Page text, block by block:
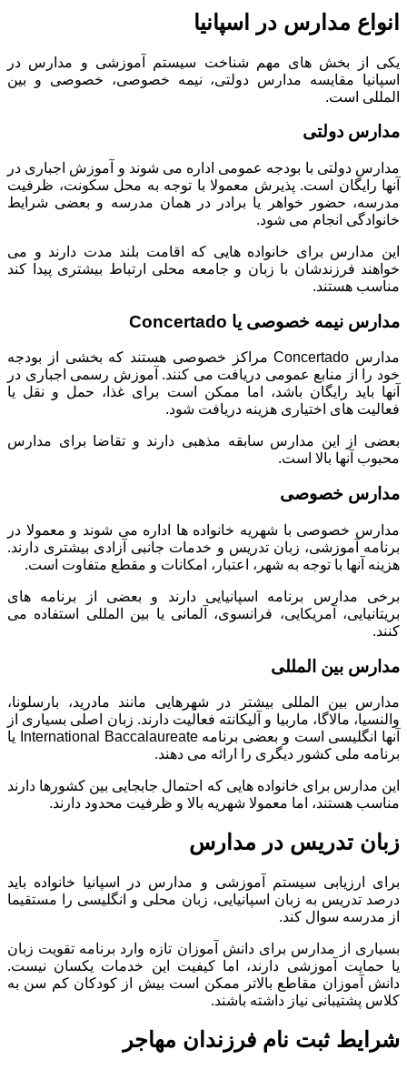
انواع مدارس در اسپانیا
یکی از بخش های مهم شناخت سیستم آموزشی و مدارس در
اسپانیا مقایسه مدارس دولتی، نیمه خصوصی، خصوصی و بین
المللی است.
مدارس دولتی
مدارس دولتی با بودجه عمومی اداره می شوند و آموزش اجباری در
آنها رایگان است. پذیرش معمولا با توجه به محل سکونت، ظرفیت
مدرسه، حضور خواهر یا برادر در همان مدرسه و بعضی شرایط
خانوادگی انجام می شود.
این مدارس برای خانواده هایی که اقامت بلند مدت دارند و می
خواهند فرزندشان با زبان و جامعه محلی ارتباط بیشتری پیدا کند
مناسب هستند.
مدارس نیمه خصوصی یا Concertado
مدارس Concertado مراکز خصوصی هستند که بخشی از بودجه
خود را از منابع عمومی دریافت می کنند. آموزش رسمی اجباری در
آنها باید رایگان باشد، اما ممکن است برای غذا، حمل و نقل یا
فعالیت های اختیاری هزینه دریافت شود.
بعضی از این مدارس سابقه مذهبی دارند و تقاضا برای مدارس
محبوب آنها بالا است.
مدارس خصوصی
مدارس خصوصی با شهریه خانواده ها اداره می شوند و معمولا در
برنامه آموزشی، زبان تدریس و خدمات جانبی آزادی بیشتری دارند.
هزینه آنها با توجه به شهر، اعتبار، امکانات و مقطع متفاوت است.
برخی مدارس برنامه اسپانیایی دارند و بعضی از برنامه های
بریتانیایی، آمریکایی، فرانسوی، آلمانی یا بین المللی استفاده می
کنند.
مدارس بین المللی
مدارس بین المللی بیشتر در شهرهایی مانند مادرید، بارسلونا،
والنسیا، مالاگا، ماربیا و آلیکانته فعالیت دارند. زبان اصلی بسیاری از
آنها انگلیسی است و بعضی برنامه International Baccalaureate یا
برنامه ملی کشور دیگری را ارائه می دهند.
این مدارس برای خانواده هایی که احتمال جابجایی بین کشورها دارند
مناسب هستند، اما معمولا شهریه بالا و ظرفیت محدود دارند.
زبان تدریس در مدارس
برای ارزیابی سیستم آموزشی و مدارس در اسپانیا خانواده باید
درصد تدریس به زبان اسپانیایی، زبان محلی و انگلیسی را مستقیما
از مدرسه سوال کند.
بسیاری از مدارس برای دانش آموزان تازه وارد برنامه تقویت زبان
یا حمایت آموزشی دارند، اما کیفیت این خدمات یکسان نیست.
دانش آموزان مقاطع بالاتر ممکن است بیش از کودکان کم سن به
کلاس پشتیبانی نیاز داشته باشند.
شرایط ثبت نام فرزندان مهاجر